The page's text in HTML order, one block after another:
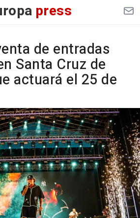
press
de entradas
Santa Cruz de
actuará el 25 de